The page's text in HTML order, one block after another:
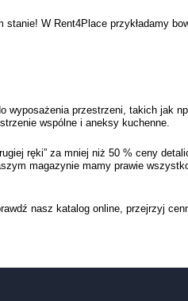
W Rent4Place przykładamy
wyposażenia przestrzeni, takich jak
wspólne i aneksy kuchenne.
ręki” za mniej niż 50 % ceny
magazynie mamy prawie
nasz katalog online, przejrzyj